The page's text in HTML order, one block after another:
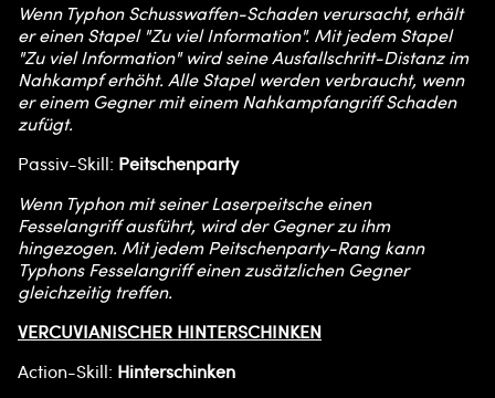
Wenn Typhon Schusswaffen-Schaden verursacht, erhält
er einen Stapel "Zu viel Information". Mit jedem Stapel
"Zu viel Information" wird seine Ausfallschritt-Distanz im
Nahkampf erhöht. Alle Stapel werden verbraucht, wenn
er einem Gegner mit einem Nahkampfangriff Schaden
zufügt.
Passiv-Skill: Peitschenparty
Wenn Typhon mit seiner Laserpeitsche einen
Fesselangriff ausführt, wird der Gegner zu ihm
hingezogen. Mit jedem Peitschenparty-Rang kann
Typhons Fesselangriff einen zusätzlichen Gegner
gleichzeitig treffen.
VERCUVIANISCHER HINTERSCHINKEN
Action-Skill: Hinterschinken